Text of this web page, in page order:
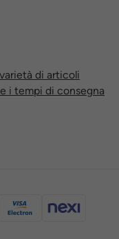
di articoli
i tempi di consegna